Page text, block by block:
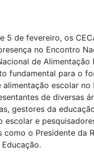
5 de fevereiro, os
no Encontro
de Alimentação
fundamental para o
escolar no
de diversas
gestores da
escolar e
como o Presidente da